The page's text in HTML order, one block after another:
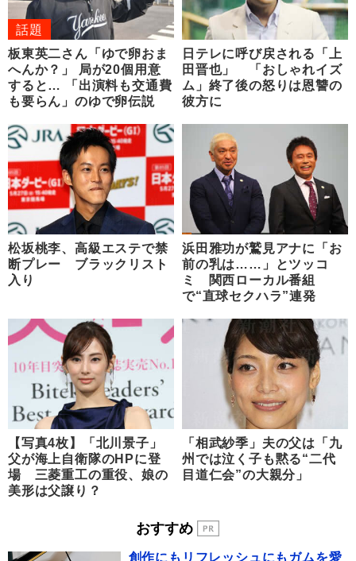
話題
板東英二さん「ゆで卵おま
へんか？」 局が20個用意
すると… 「出演料も交通費
も要らん」のゆで卵伝説
日テレに呼び戻される「上
田晋也」 「おしゃれイズ
ム」終了後の怒りは恩讐の
彼方に
松坂桃李、高級エステで禁
断プレー ブラックリスト
入り
浜田雅功が鷲見アナに「お
前の乳は……」とツッコ
ミ 関西ローカル番組
で“直球セクハラ”連発
【写真4枚】「北川景子」
父が海上自衛隊のHPに登
場 三菱重工の重役、娘の
美形は父譲り？
「相武紗季」夫の父は「九
州では泣く子も黙る“二代
目道仁会”の大親分」
おすすめ
創作にもリフレッシュにもガムを愛